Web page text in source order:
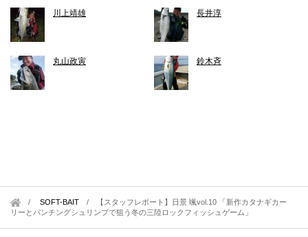
川上靖雄 長井淳
丸山政寅 鈴木斉
SOFT-BAIT /
【スタッフレポート】日景 颯vol.10 「新作カタナギカー
リーとパンチングシュリンプで狙う冬の三陸ロックフィッシュゲーム」